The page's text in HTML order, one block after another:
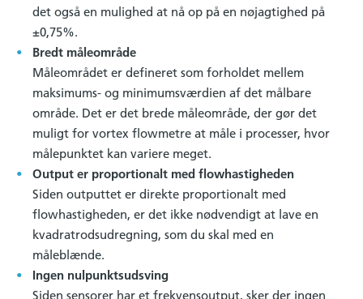
det også en mulighed at nå op på en nøjagtighed på
±0,75%.
Bredt måleområde
Måleområdet er defineret som forholdet mellem
maksimums- og minimumsværdien af det målbare
område. Det er det brede måleområde, der gør det
muligt for vortex flowmetre at måle i processer, hvor
målepunktet kan variere meget.
Output er proportionalt med flowhastigheden
Siden outputtet er direkte proportionalt med
flowhastigheden, er det ikke nødvendigt at lave en
kvadratrodsudregning, som du skal med en
måleblænde.
Ingen nulpunktsudsving
Siden sensorer har et frekvensoutput, sker der ingen